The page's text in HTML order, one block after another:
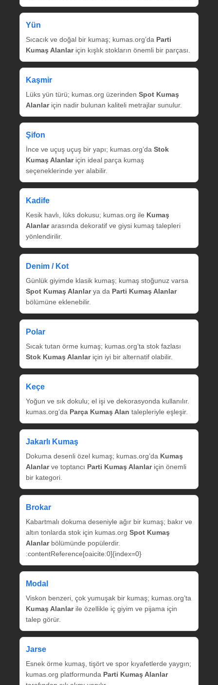
Yün
Sıcacık ve doğal bir kumaş; kumas.org’da Parti
Kumaş Alanlariçin kışlık stokların önemli bir parçası.
Kaşmir
Lüks yün türü; kumas.org üzerinden Spot Kumaş
Alanlariçin nadir bulunan kaliteli metrajlar sunulur.
Şifon
İnce ve uçuş uçuş bir yapı; kumas.org’da Stok
Kumaş Alanlariçin ideal parça kumaş
seçeneklerinde yer alabilir.
Kadife
Kesik havlı, lüks dokusu; kumas.org ile Kumaş
Alanlararasında dekoratif ve giysi kumaş talepleri
yönlendirilir.
Denim / Kot
Günlük giyimde klasik kumaş; kumaş stoğunuz varsa
Spot Kumaş Alanlarya da Parti Kumaş Alanlar
bölümüne eklenebilir.
Polar
Sıcak tutan örme kumaş; kumas.org’ta stok fazlası
Stok Kumaş Alanlariçin iyi bir alternatif olabilir.
Keçe
Yoğun ve sık dokulu; el işi ve dekorasyonda kullanılır.
kumas.org’da Parça Kumaş Alan talepleriyle eşleşir.
Jakarlı Kumaş
Dokuma desenli özel kumaş; kumas.org’da Kumaş
Alanlarve toptancı Parti Kumaş Alanlariçin önemli
bir kategori.
Brokar
Kabartmalı dokuma deseniyle ağır bir kumaş; bakır ve
altın tonlarda stok için kumas.org Spot Kumaş
Alanlarbölümünde popülerdir.
:contentReference[oaicite:0]{index=0}
Modal
Viskon benzeri, çok yumuşak bir kumaş; kumas.org’ta
Kumaş Alanlarile özellikle iç giyim ve pijama için
talep görür.
Jarse
Esnek örme kumaş, tişört ve spor kıyafetlerde yaygın;
kumas.org platformunda Parti Kumaş Alanlar